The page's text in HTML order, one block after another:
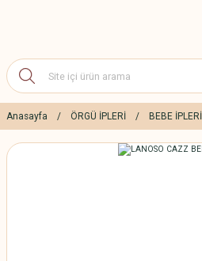
Anasayfa ÖRGÜ İPLERİ BEBE İPLERİ